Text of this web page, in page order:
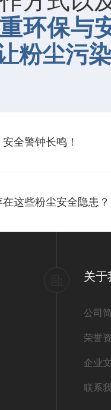
环保与
粉尘污
全警钟长鸣！
这些粉尘安全隐患？
关于
公司
荣誉
企业
联系